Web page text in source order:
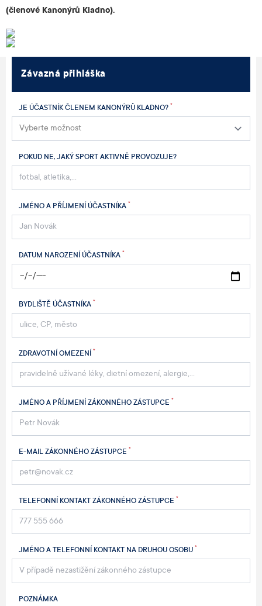
(členové Kanonýrů Kladno).
Závazná přihláška
JE ÚČASTNÍK ČLENEM KANONÝRŮ KLADNO? *
POKUD NE, JAKÝ SPORT AKTIVNĚ PROVOZUJE?
JMÉNO A PŘÍJMENÍ ÚČASTNÍKA *
DATUM NAROZENÍ ÚČASTNÍKA *
BYDLIŠTĚ ÚČASTNÍKA *
ZDRAVOTNÍ OMEZENÍ *
JMÉNO A PŘÍJMENÍ ZÁKONNÉHO ZÁSTUPCE *
E-MAIL ZÁKONNÉHO ZÁSTUPCE *
TELEFONNÍ KONTAKT ZÁKONNÉHO ZÁSTUPCE *
JMÉNO A TELEFONNÍ KONTAKT NA DRUHOU OSOBU *
POZNÁMKA